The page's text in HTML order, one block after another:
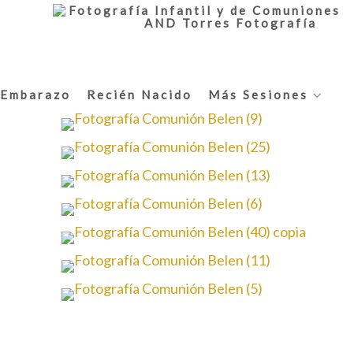
Embarazo Recién Nacido Más Sesiones